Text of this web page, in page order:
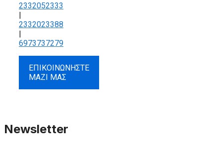
2332052333
|
2332023388
|
6973737279
ΕΠΙΚΟΙΝΩΝΗΣΤΕ
ΜΑΖΙ ΜΑΣ
Newsletter